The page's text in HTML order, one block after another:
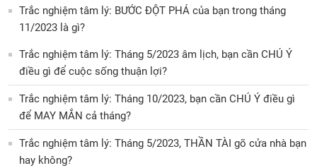
Trắc nghiệm tâm lý: BƯỚC ĐỘT PHÁ của bạn trong tháng
11/2023 là gì?
Trắc nghiệm tâm lý: Tháng 5/2023 âm lịch, bạn cần CHÚ Ý
điều gì để cuộc sống thuận lợi?
Trắc nghiệm tâm lý: Tháng 10/2023, bạn cần CHÚ Ý điều gì
để MAY MẮN cả tháng?
Trắc nghiệm tâm lý: Tháng 5/2023, THẦN TÀI gõ cửa nhà bạn
hay không?